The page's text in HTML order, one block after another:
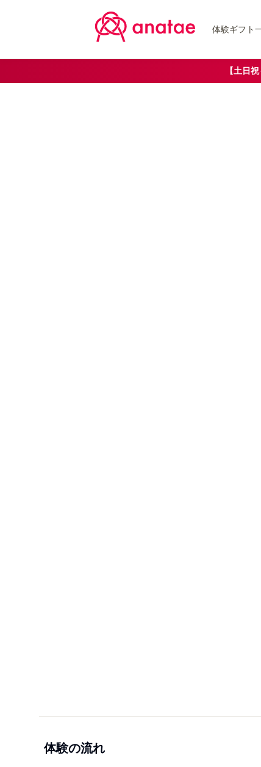
体験ギフト
【土日
体験の流れ